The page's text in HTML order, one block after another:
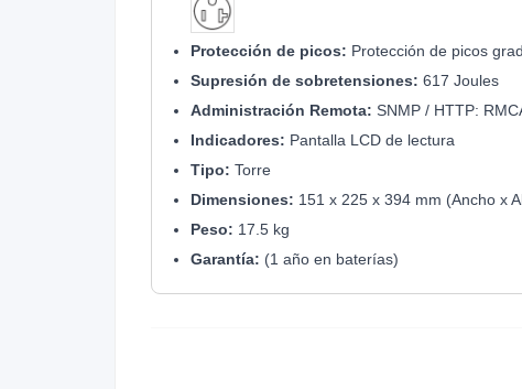
Protección de picos: Protección de picos
Supresión de sobretensiones: 617 Joules
Administración Remota: SNMP / HTTP:
Indicadores: Pantalla LCD de lectura
Tipo: Torre
Dimensiones: 151 x 225 x 394 mm (Ancho x
Peso: 17.5 kg
Garantía: (1 año en baterías)